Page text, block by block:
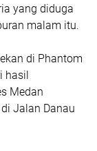
yang diduga
malam itu.
di Phantom
hasil
Medan
Jalan Danau